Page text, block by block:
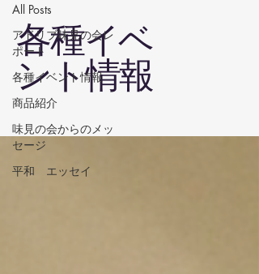
All Posts
アドリブ味見の会レ
ポート
各種イベント情報
商品紹介
味見の会からのメッ
セージ
平和 エッセイ
各種イベ
ント情報